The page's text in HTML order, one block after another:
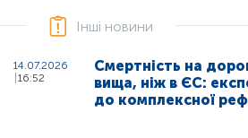
Інші новини
14.07.2026
16:52
Смертність на
вища, ніж в ЄС:
до комплексної